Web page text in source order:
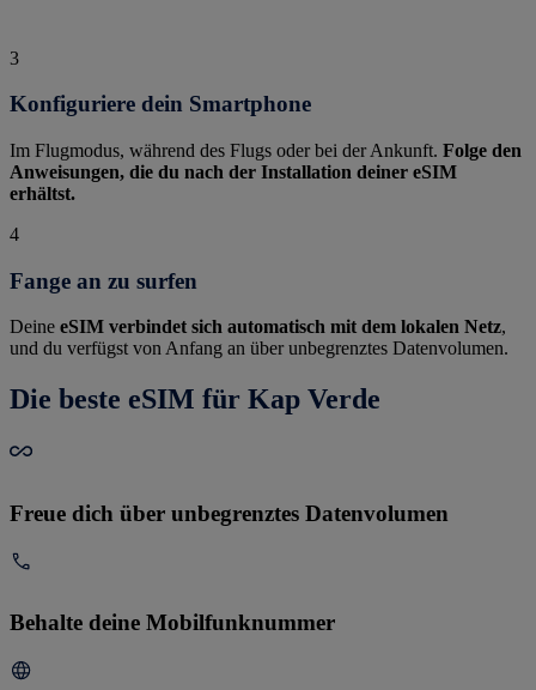
3
Konfiguriere dein Smartphone
Im Flugmodus, während des Flugs oder bei der Ankunft. Folge den
Anweisungen, die du nach der Installation deiner eSIM
erhältst.
4
Fange an zu surfen
Deine eSIM verbindet sich automatisch mit dem lokalen Netz,
und du verfügst von Anfang an über unbegrenztes Datenvolumen.
Die beste eSIM für Kap Verde
Freue dich über unbegrenztes Datenvolumen
Behalte deine Mobilfunknummer